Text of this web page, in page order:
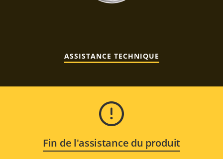
ASSISTANCE TECHNIQUE
Fin de l'assistance du produit